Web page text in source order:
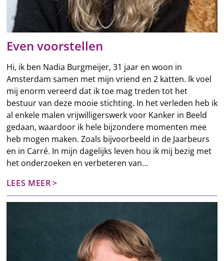
Even voorstellen
Hi, ik ben Nadia Burgmeijer, 31 jaar en woon in
Amsterdam samen met mijn vriend en 2 katten. Ik voel
mij enorm vereerd dat ik toe mag treden tot het
bestuur van deze mooie stichting. In het verleden heb ik
al enkele malen vrijwilligerswerk voor Kanker in Beeld
gedaan, waardoor ik hele bijzondere momenten mee
heb mogen maken. Zoals bijvoorbeeld in de Jaarbeurs
en in Carré. In mijn dagelijks leven hou ik mij bezig met
het onderzoeken en verbeteren van…
LEES MEER